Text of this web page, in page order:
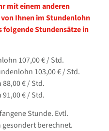
mit einem anderen
Ihnen im Stundenlohn
folgende Stundensätze in
107,00 € / Std.
103,00 € / Std.
€ / Std.
€ / Std.
Stunde. Evtl.
berechnet.